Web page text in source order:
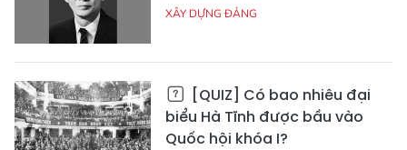
XÂY DỰNG ĐẢNG
[QUIZ] Có bao nhiêu đại
biểu Hà Tĩnh được bầu vào
Quốc hội khóa I?